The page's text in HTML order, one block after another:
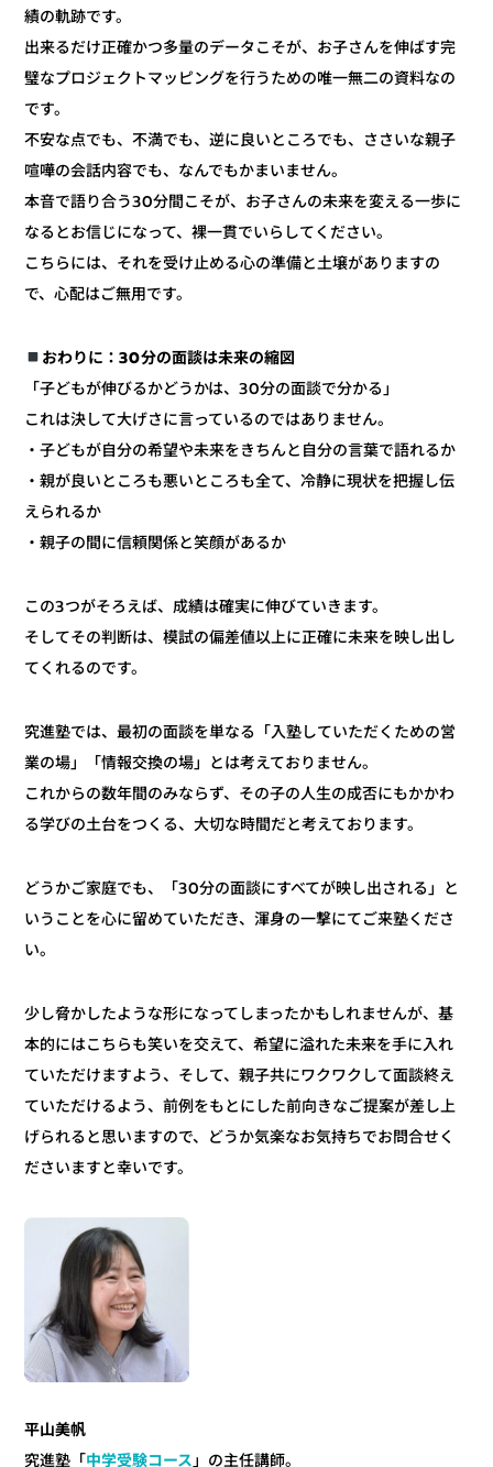
績の軌跡です。
出来るだけ正確かつ多量のデータこそが、お子さんを伸ばす完
璧なプロジェクトマッピングを行うための唯一無二の資料なの
です。
不安な点でも、不満でも、逆に良いところでも、ささいな親子
喧嘩の会話内容でも、なんでもかまいません。
本音で語り合う30分間こそが、お子さんの未来を変える一歩に
なるとお信じになって、裸一貫でいらしてください。
こちらには、それを受け止める心の準備と土壌がありますの
で、心配はご無用です。
おわりに：30分の面談は未来の縮図
「子どもが伸びるかどうかは、30分の面談で分かる」
これは決して大げさに言っているのではありません。
・子どもが自分の希望や未来をきちんと自分の言葉で語れるか
・親が良いところも悪いところも全て、冷静に現状を把握し伝
えられるか
・親子の間に信頼関係と笑顔があるか
この3つがそろえば、成績は確実に伸びていきます。
そしてその判断は、模試の偏差値以上に正確に未来を映し出し
てくれるのです。
究進塾では、最初の面談を単なる「入塾していただくための営
業の場」「情報交換の場」とは考えておりません。
これからの数年間のみならず、その子の人生の成否にもかかわ
る学びの土台をつくる、大切な時間だと考えております。
どうかご家庭でも、「30分の面談にすべてが映し出される」と
いうことを心に留めていただき、渾身の一撃にてご来塾くださ
い。
少し脅かしたような形になってしまったかもしれませんが、基
本的にはこちらも笑いを交えて、希望に溢れた未来を手に入れ
ていただけますよう、そして、親子共にワクワクして面談終え
ていただけるよう、前例をもとにした前向きなご提案が差し上
げられると思いますので、どうか気楽なお気持ちでお問合せく
ださいますと幸いです。
平山美帆
究進塾「中学受験コース」の主任講師。